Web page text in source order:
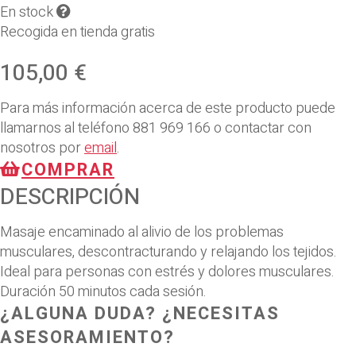
En stock
Recogida en tienda gratis
105,00 €
Para más información acerca de este producto puede
llamarnos al teléfono881 969 166o contactar con
nosotros poremail.
COMPRAR
DESCRIPCIÓN
Masaje encaminado al alivio de los problemas
musculares, descontracturando y relajando los tejidos.
Ideal para personas con estrés y dolores musculares.
Duración 50 minutos cada sesión.
¿ALGUNA DUDA? ¿NECESITAS
ASESORAMIENTO?